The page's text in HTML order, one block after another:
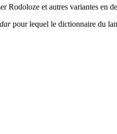
Rodoloze et autres variantes en
pour lequel le dictionnaire du